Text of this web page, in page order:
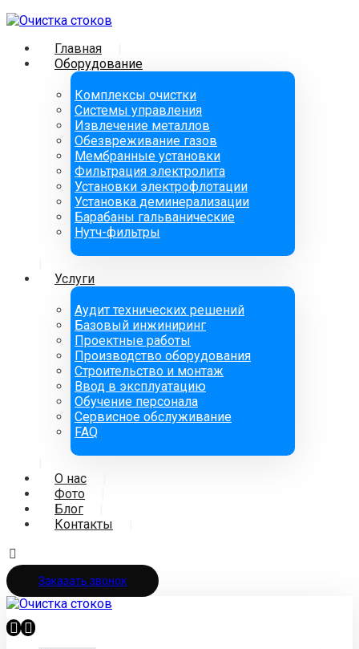
Главная
Оборудование
Комплексы очистки
Системы управления
Извлечение металлов
Обезвреживание газов
Мембранные установки
Фильтрация электролита
Установки электрофлотации
Установка деминерализации
Барабаны гальванические
Нутч-фильтры
Услуги
Аудит технических решений
Базовый инжиниринг
Проектные работы
Производство оборудования
Строительство и монтаж
Ввод в эксплуатацию
Обучение персонала
Сервисное обслуживание
FAQ
О нас
Фото
Блог
Контакты
Заказать звонок